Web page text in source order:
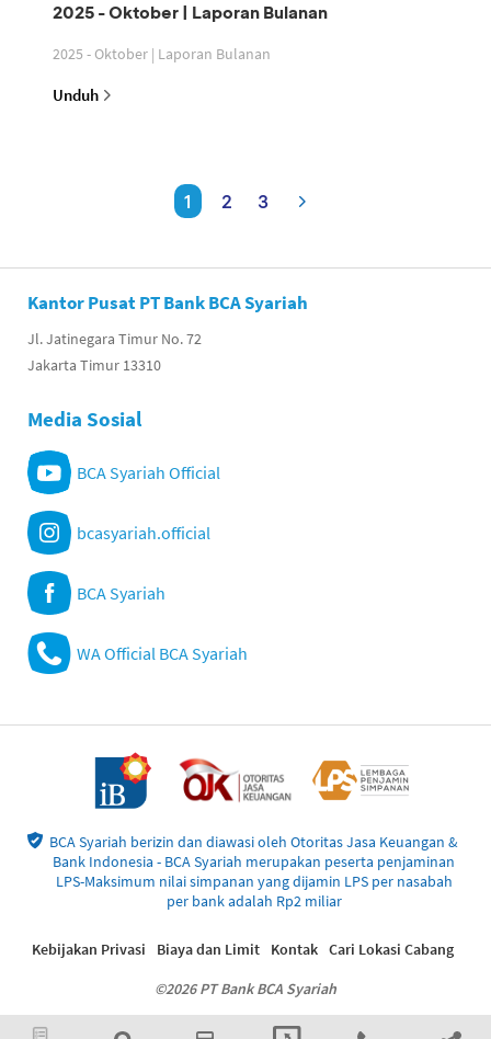
2025 - Oktober | Laporan Bulanan
2025 - Oktober | Laporan Bulanan
Unduh
1 2 3
Kantor Pusat PT Bank BCA Syariah
Jl. Jatinegara Timur No. 72
Jakarta Timur 13310
Media Sosial
BCA Syariah Official
bcasyariah.official
BCA Syariah
WA Official BCA Syariah
BCA Syariah berizin dan diawasi oleh Otoritas Jasa Keuangan &
Bank Indonesia - BCA Syariah merupakan peserta penjaminan
LPS-Maksimum nilai simpanan yang dijamin LPS per nasabah
per bank adalah Rp2 miliar
©2026 PT Bank BCA Syariah
Kebijakan Privasi Biaya dan Limit Kontak Cari Lokasi Cabang